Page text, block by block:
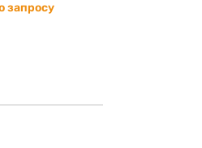
запросу